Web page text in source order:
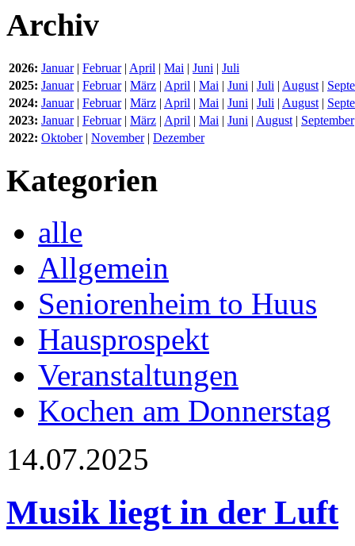
Archiv
2026: Januar| Februar| April | Mai | Juni | Juli
2025: Januar| Februar| März | April | Mai | Juni | Juli | August |
2024: Januar| Februar| März | April | Mai | Juni | Juli | August |
2023: Januar| Februar| März | April | Mai | Juni | August | September
2022: Oktober| November| Dezember
Kategorien
alle
Allgemein
Seniorenheim to Huus
Hausprospekt
Veranstaltungen
Kochen am Donnerstag
14.07.2025
Musik liegt in der Luft